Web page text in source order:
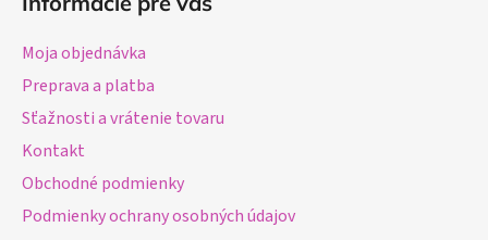
Moja objednávka
Preprava a platba
Sťažnosti a vrátenie tovaru
Kontakt
Obchodné podmienky
Podmienky ochrany osobných údajov